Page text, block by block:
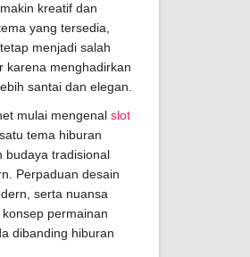
kreatif dan
yang tersedia,
menjadi salah
karena menghadirkan
santai dan elegan.
mulai mengenal slot
tema hiburan
budaya tradisional
Perpaduan desain
serta nuansa
permainan
dibanding hiburan